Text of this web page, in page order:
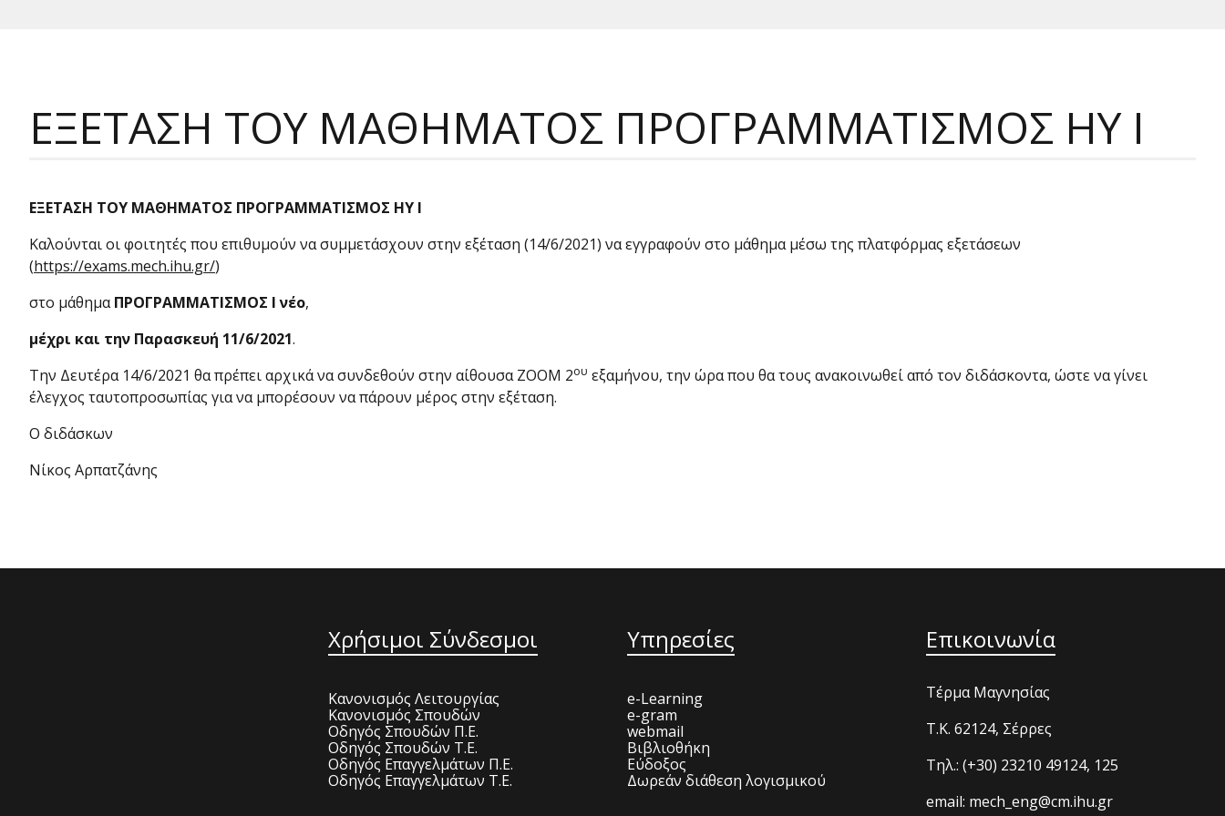
ΕΞΕΤΑΣΗ ΤΟΥ ΜΑΘΗΜΑΤΟΣ ΠΡΟΓΡΑΜΜΑΤΙΣΜΟΣ ΗΥ Ι
ΕΞΕΤΑΣΗ ΤΟΥ ΜΑΘΗΜΑΤΟΣ ΠΡΟΓΡΑΜΜΑΤΙΣΜΟΣ ΗΥ Ι
Καλούνται οι φοιτητές που επιθυμούν να συμμετάσχουν στην εξέταση (14/6/2021) να εγγραφούν στο μάθημα μέσω της πλατφόρμας εξετάσεων
(https://exams.mech.ihu.gr/)
στο μάθημαΠΡΟΓΡΑΜΜΑΤΙΣΜΟΣ Ι νέο,
μέχρι και την Παρασκευή 11/6/2021.
Την Δευτέρα 14/6/2021 θα πρέπει αρχικά να συνδεθούν στην αίθουσα ZOOM 2ου εξαμήνου, την ώρα που θα τους ανακοινωθεί από τον διδάσκοντα, ώστε να γίνει
έλεγχος ταυτοπροσωπίας για να μπορέσουν να πάρουν μέρος στην εξέταση.
Ο διδάσκων
Νίκος Αρπατζάνης
Χρήσιμοι Σύνδεσμοι
Κανονισμός Λειτουργίας
Κανονισμός Σπουδών
Οδηγός Σπουδών Π.Ε.
Οδηγός Σπουδών Τ.Ε.
Οδηγός Επαγγελμάτων Π.Ε.
Οδηγός Επαγγελμάτων Τ.Ε.
Υπηρεσίες
e-Learning
e-gram
webmail
Βιβλιοθήκη
Εύδοξος
Δωρεάν διάθεση λογισμικού
Επικοινωνία
Τέρμα Μαγνησίας
T.K. 62124, Σέρρες
Τηλ.: (+30) 23210 49124, 125
email: mech_eng@cm.ihu.gr